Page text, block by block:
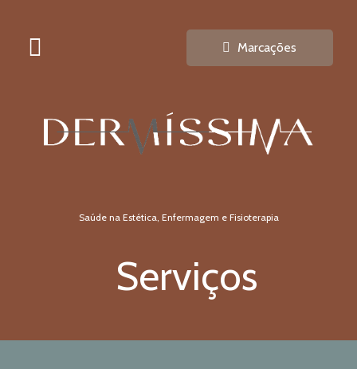
Marcações
Saúde na Estética, Enfermagem e Fisioterapia
Serviços